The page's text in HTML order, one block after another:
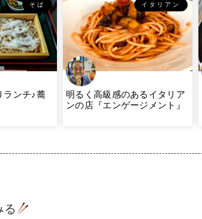
そば
ランチ♪蕎
イタリアン
明るく高級感のあるイタリア
ンの店『エンゲージメント』
る